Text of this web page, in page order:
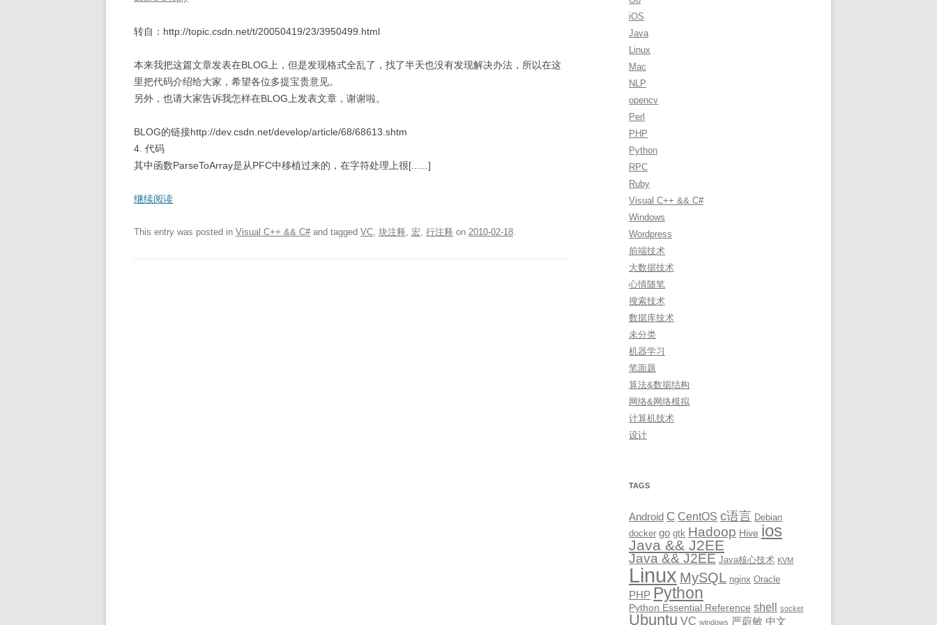
转自：http://topic.csdn.net/t/20050419/23/3950499.html
本来我把这篇文章发表在BLOG上，但是发现格式全乱了，找了半天也没有发现解决办法，所以在这
里把代码介绍给大家，希望各位多提宝贵意见。
另外，也请大家告诉我怎样在BLOG上发表文章，谢谢啦。
BLOG的链接http://dev.csdn.net/develop/article/68/68613.shtm
4. 代码
其中函数ParseToArray是从PFC中移植过来的，在字符处理上很[......]
继续阅读
This entry was posted in Visual C++ && C#and tagged VC, 块注释, 宏, 行注释 on 2010-02-18.
r
:
iOS
Java
Linux
Mac
NLP
opencv
Perl
PHP
Python
RPC
Ruby
Visual C++ && C#
Windows
Wordpress
前端技术
大数据技术
心情随笔
搜索技术
数据库技术
未分类
机器学习
笔面题
算法&数据结构
网络&网络模拟
计算机技术
设计
TAGS
Android C CentOS c语言 Debian
docker go gtk Hadoop Hive ios
Java && J2EE
Java && J2EE Java核心技术 KVM
Linux MySQL nginx Oracle
PHP Python
Python Essential Reference shell socket
Ubuntu VC windows 严蔚敏 中文